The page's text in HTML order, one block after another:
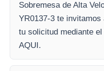
Sobremesa de Alta
YR0137-3 te
tu solicitud mediante
AQUI.